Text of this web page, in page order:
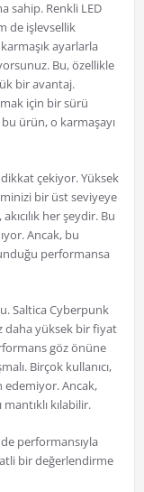
sahip. Renkli LED
de işlevsellik
ayarlarla
Bu, özellikle
bir avantaj.
için bir sürü
ürün, o karmaşayı
çekiyor. Yüksek
bir üst seviyeye
her şeydir. Bu
Ancak, bu
performansa
Saltica Cyberpunk
daha yüksek bir fiyat
göz önüne
Birçok kullanıcı,
edemiyor. Ancak,
kılabilir.
performansıyla
bir değerlendirme